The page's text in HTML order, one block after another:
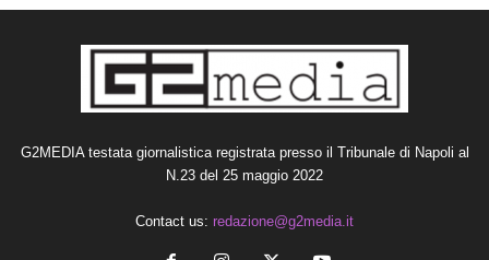
G2MEDIA testata giornalistica registrata presso il Tribunale di Napoli al
N.23 del 25 maggio 2022
Contact us: redazione@g2media.it